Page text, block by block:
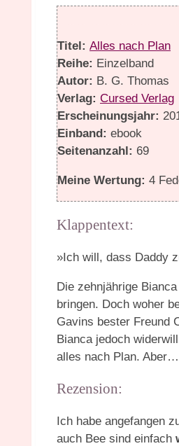
Titel: Alles nach Plan
Reihe: Einzelband
Autor: B. G. Thomas
Verlag: Cursed Verlag
Erscheinungsjahr:
Einband: ebook
Seitenanzahl: 69
Meine Wertung: 4
Klappentext:
»Ich will, dass Daddy
Die zehnjährige
bringen. Doch woher
Gavins bester Freund
Bianca jedoch
alles nach Plan.
Rezension:
Ich habe angefangen
auch Bee sind einfach